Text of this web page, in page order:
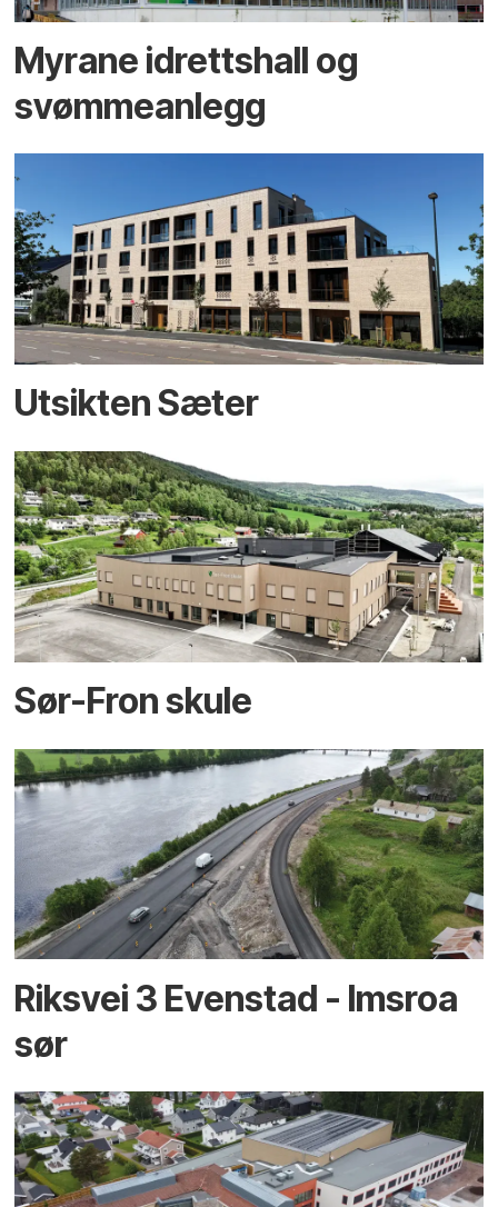
Myrane idrettshall og
svømmeanlegg
Utsikten Sæter
Sør-Fron skule
Riksvei 3 Evenstad - Imsroa
sør